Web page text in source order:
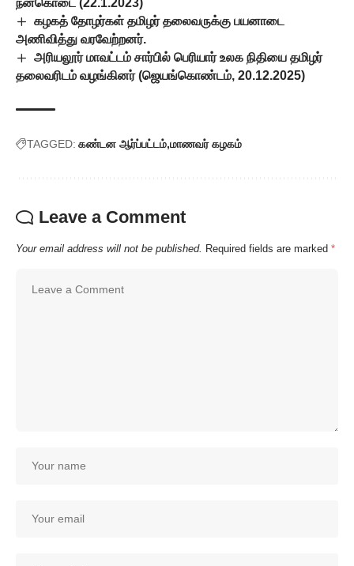
நன்கொடை (22.1.2023)
கழகத் தோழர்கள் தமிழர் தலைவருக்கு பயனாடை
அணிவித்து வரவேற்றனர்.
அரியலூர் மாவட்டம் சார்பில் பெரியார் உலக நிதியை தமிழர்
தலைவரிடம் வழங்கினர் (ஜெயங்கொண்டம், 20.12.2025)
TAGGED: கண்டன ஆர்ப்பட்டம் மாணவர் கழகம்
Leave a Comment
Your email address will not be published. Required fields are marked *